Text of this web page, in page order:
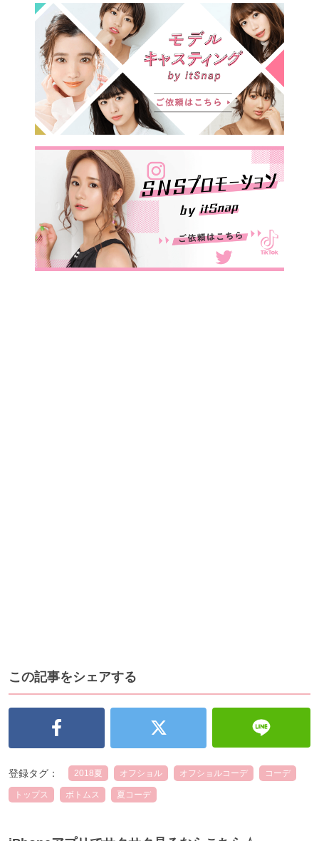
この記事をシェアする
登録タグ： 2018夏 オフショル オフショルコーデ コーデ
トップス ボトムス 夏コーデ